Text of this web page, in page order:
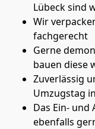
Lübeck sind
Wir
fachgerecht
Gerne
bauen diese
Zuverlässig
Umzugstag
Das Ein-
ebenfalls